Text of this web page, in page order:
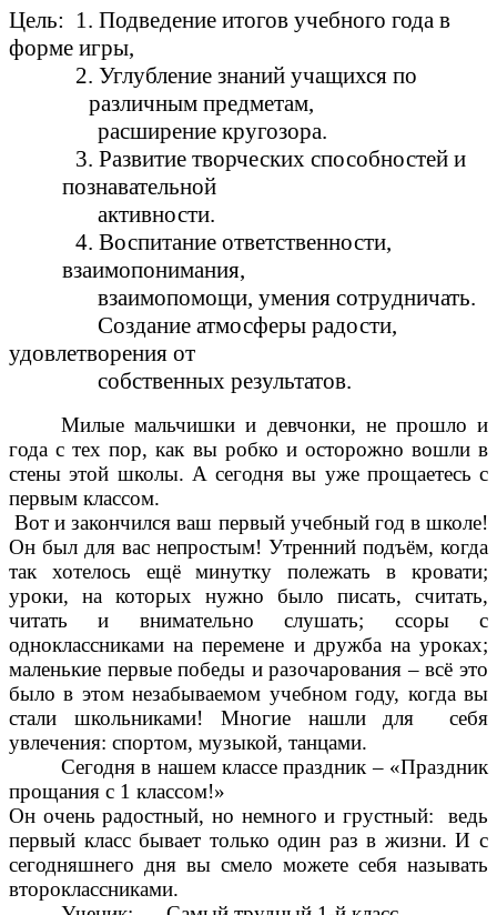
Цель: 1. Подведение итогов учебного года в
форме игры,
2. Углубление знаний учащихся по
различным предметам,
расширение кругозора.
3. Развитие творческих способностей и
познавательной
активности.
4. Воспитание ответственности,
взаимопонимания,
взаимопомощи, умения сотрудничать.
Создание атмосферы радости,
удовлетворения от
собственных результатов.
Милые мальчишки и девчонки, не прошло и
года с тех пор, как вы робко и осторожно вошли в
стены этой школы. А сегодня вы уже прощаетесь с
первым классом.
Вот и закончился ваш первый учебный год в школе!
Он был для вас непростым! Утренний подъём, когда
так хотелось ещё минутку полежать в кровати;
уроки, на которых нужно было писать, считать,
читать и внимательно слушать; ссоры с
одноклассниками на перемене и дружба на уроках;
маленькие первые победы и разочарования – всё это
было в этом незабываемом учебном году, когда вы
стали школьниками! Многие нашли для себя
увлечения: спортом, музыкой, танцами.
Сегодня в нашем классе праздник – «Праздник
прощания с 1 классом!»
Он очень радостный, но немного и грустный: ведь
первый класс бывает только один раз в жизни. И с
сегодняшнего дня вы смело можете себя называть
второклассниками.